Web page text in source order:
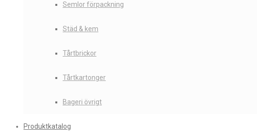
Semlor förpackning
Städ & kem
Tårtbrickor
Tårtkartonger
Bageri övrigt
Produktkatalog